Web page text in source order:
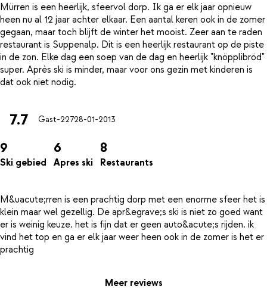
Mürren is een heerlijk, sfeervol dorp. Ik ga er elk jaar opnieuw
heen nu al 12 jaar achter elkaar. Een aantal keren ook in de zomer
gegaan, maar toch blijft de winter het mooist. Zeer aan te raden
restaurant is Suppenalp. Dit is een heerlijk restaurant op de piste
in de zon. Elke dag een soep van de dag en heerlijk "knöpplibröd"
super. Après ski is minder, maar voor ons gezin met kinderen is
7.7 Gast-22728-01-2013
9
Ski gebied
6
Apres ski
8
Restaurants
M&uacute;rren is een prachtig dorp met een enorme sfeer het is
klein maar wel gezellig. De apr&egrave;s ski is niet zo goed want
er is weinig keuze. het is fijn dat er geen auto&acute;s rijden. ik
vind het top en ga er elk jaar weer heen ook in de zomer is het er
Meer reviews